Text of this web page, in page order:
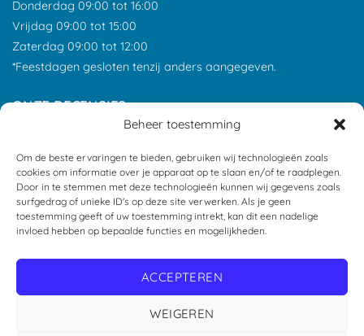
Beheer toestemming
Om de beste ervaringen te bieden, gebruiken wij technologieën zoals
cookies om informatie over je apparaat op te slaan en/of te raadplegen.
Door in te stemmen met deze technologieën kunnen wij gegevens zoals
surfgedrag of unieke ID's op deze site verwerken. Als je geen
toestemming geeft of uw toestemming intrekt, kan dit een nadelige
invloed hebben op bepaalde functies en mogelijkheden.
ACCEPTEREN
WEIGEREN
Donderdag 09:00 tot 16:00
Vrijdag 09:00 tot 15:00
Zaterdag 09:00 tot 12:00
*Feestdagen gesloten tenzij anders aangegeven.
ONZE RECENSIES